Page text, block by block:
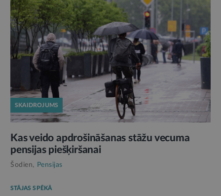
SKAIDROJUMS
Kas veido apdrošināšanas stāžu vecuma
pensijas piešķiršanai
Šodien, Pensijas
STĀJAS SPĒKĀ